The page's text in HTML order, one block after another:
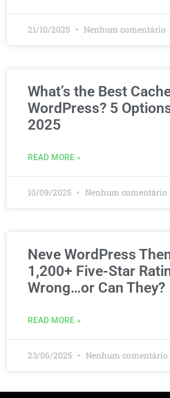
21/10/2025 Nenhum comentário
What’s the Best
WordPress? 5
2025
READ MORE »
10/09/2025 Nenhum comentário
Neve WordPress
1,200+ Five-Star
Wrong…or Can They?
READ MORE »
23/06/2025 Nenhum comentário